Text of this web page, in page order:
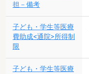
担－備考
子ども・学生等医療
費助成<通院>所得制
限
子ども・学生等医療